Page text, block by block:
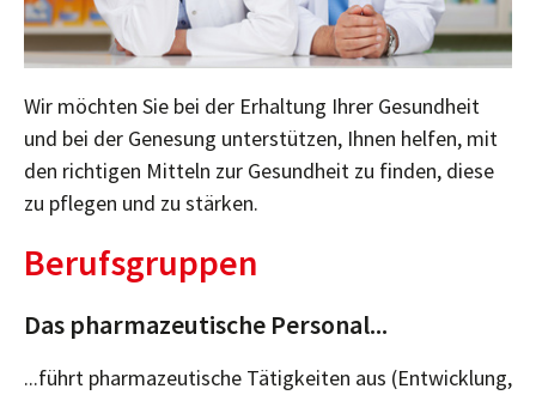
Wir möchten Sie bei der Erhaltung Ihrer Gesundheit
und bei der Genesung unterstützen, Ihnen helfen, mit
den richtigen Mitteln zur Gesundheit zu finden, diese
zu pflegen und zu stärken.
Berufsgruppen
Das pharmazeutische Personal...
...führt pharmazeutische Tätigkeiten aus (Entwicklung,